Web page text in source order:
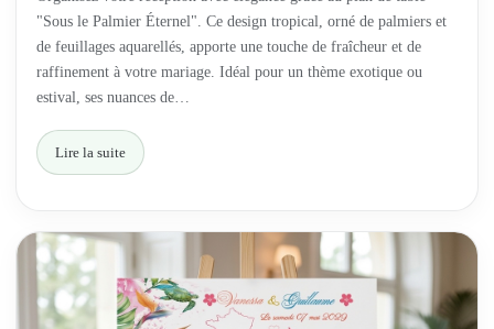
"Sous le Palmier Éternel". Ce design tropical, orné de palmiers et
de feuillages aquarellés, apporte une touche de fraîcheur et de
raffinement à votre mariage. Idéal pour un thème exotique ou
estival, ses nuances de…
Lire la suite